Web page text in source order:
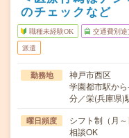
のチェックなど
職種未経験OK 交通費別途
派遣
勤務地
神戸市西区
学園都市駅か
分／栄(兵庫県)
曜日頻度
シフト制（月
相談OK